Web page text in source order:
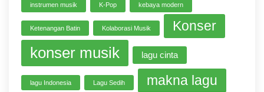
instrumen musik K-Pop kebaya modern
Ketenangan Batin Kolaborasi Musik Konser
konser musik lagu cinta
lagu Indonesia Lagu Sedih makna lagu